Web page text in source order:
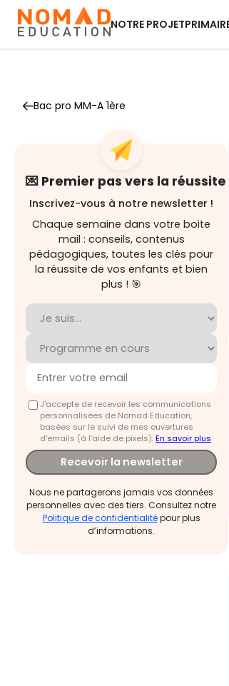
NOTRE PROJET
Bac pro MM-A 1ère
💌 Premier pas vers la réussite
Inscrivez-vous à notre newsletter !
Chaque semaine dans votre boite
mail : conseils, contenus
pédagogiques, toutes les clés pour
la réussite de vos enfants et bien
plus ! 🎯
J'accepte de recevoir les communications
personnalisées de Nomad Education,
basées sur le suivi de mes ouvertures
d'emails (à l’aide de pixels).En savoir plus
Recevoir la newsletter
Nous ne partagerons jamais vos données
personnelles avec des tiers. Consultez notre
Politique de confidentialitépour plus
d’informations.